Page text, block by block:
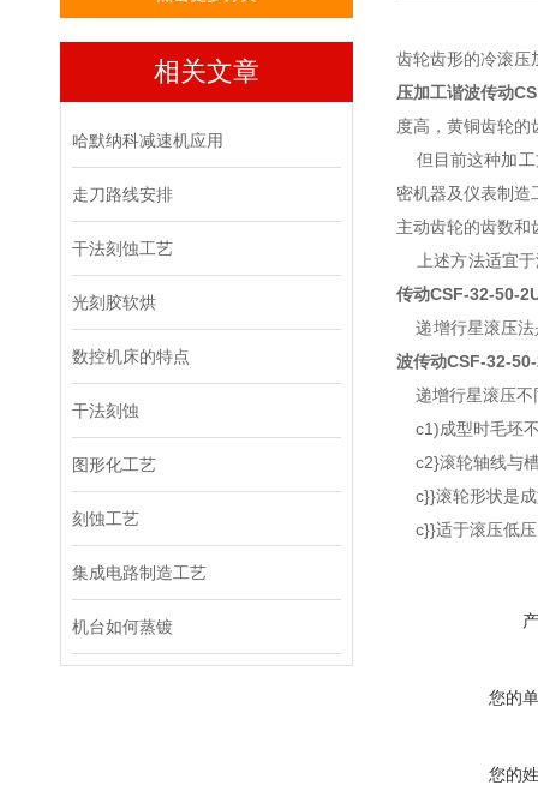
相关文章
哈默纳科减速机应用
走刀路线安排
干法刻蚀工艺
光刻胶软烘
数控机床的特点
干法刻蚀
图形化工艺
刻蚀工艺
集成电路制造工艺
机台如何蒸镀
齿轮齿形的冷滚压
压加工谐波传动
度高，黄铜齿轮
但目前这种加工
密机器及仪表制造
主动齿轮的齿数和
上述方法适宜于
传动CSF-32-50-
递增行星滚压法
波传动CSF-32-
递增行星滚压不
c1)成型时毛坯
c2}滚轮轴线与
c}}滚轮形状是成
c}}适于滚压低压
您的
您的